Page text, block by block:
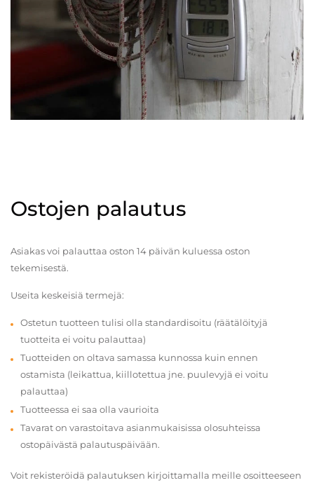
Ostojen palautus
Asiakas voi palauttaa oston 14 päivän kuluessa oston
tekemisestä.
Useita keskeisiä termejä:
Ostetun tuotteen tulisi olla standardisoitu (räätälöityjä
tuotteita ei voitu palauttaa)
Tuotteiden on oltava samassa kunnossa kuin ennen
ostamista (leikattua, kiillotettua jne. puulevyjä ei voitu
palauttaa)
Tuotteessa ei saa olla vaurioita
Tavarat on varastoitava asianmukaisissa olosuhteissa
ostopäivästä palautuspäivään.
Voit rekisteröidä palautuksen kirjoittamalla meille osoitteeseen